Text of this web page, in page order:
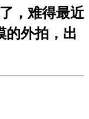
，难得最近
的外拍，出